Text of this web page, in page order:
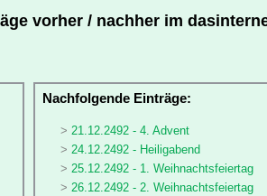
vorher / nachher im
Nachfolgende Einträge:
21.12.2492 - 4. Advent
24.12.2492 - Heiligabend
25.12.2492 - 1. Weihnachtsfeiertag
26.12.2492 - 2. Weihnachtsfeiertag